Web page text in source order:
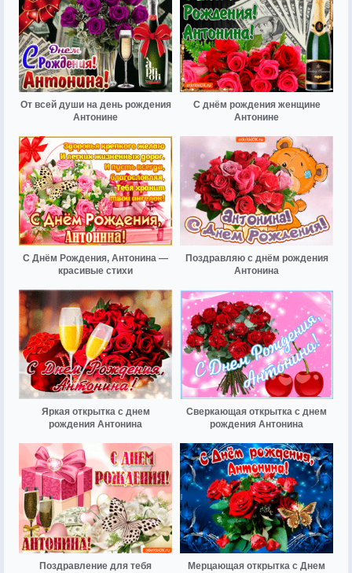
От всей души на день рождения
Антонине
С днём рождения женщине
Антонине
С Днём Рождения, Антонина —
красивые стихи
Поздравляю с днём рождения
Антонина
Яркая открытка с днем
рождения Антонина
Сверкающая открытка с днем
рождения Антонина
Поздравление для тебя
Мерцающая открытка с Днем